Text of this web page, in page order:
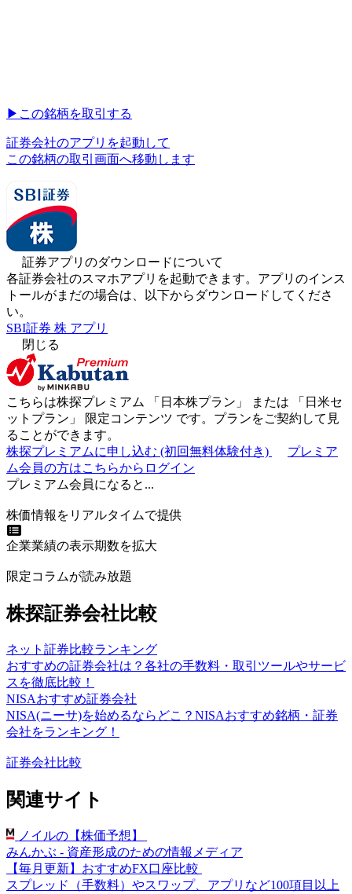
▶︎ この銘柄を取引する
証券会社のアプリを起動して
この銘柄の取引画面へ移動します
証券アプリのダウンロードについて
各証券会社のスマホアプリを起動できます。アプリのインス
トールがまだの場合は、以下からダウンロードしてくださ
い。
SBI証券 株 アプリ
閉じる
こちらは株探プレミアム 「 日本株プラン 」 または 「 日米セ
ットプラン 」 限定コンテンツ です。プランをご契約して見
ることができます。
株探プレミアムに申し込む (初回無料体験付き)
プレミア
ム会員の方はこちらからログイン
プレミアム会員になると...
株価情報をリアルタイムで提供
企業業績の表示期数を拡大
限定コラムが読み放題
株探証券会社比較
ネット証券比較ランキング
おすすめの証券会社は？各社の手数料・取引ツールやサービ
スを徹底比較！
NISAおすすめ証券会社
NISA(ニーサ)を始めるならどこ？NISAおすすめ銘柄・証券
会社をランキング！
証券会社比較
関連サイト
ノイルの【株価予想】
みんかぶ - 資産形成のための情報メディア
【毎月更新】おすすめFX口座比較
スプレッド（手数料）やスワップ、アプリなど100項目以上